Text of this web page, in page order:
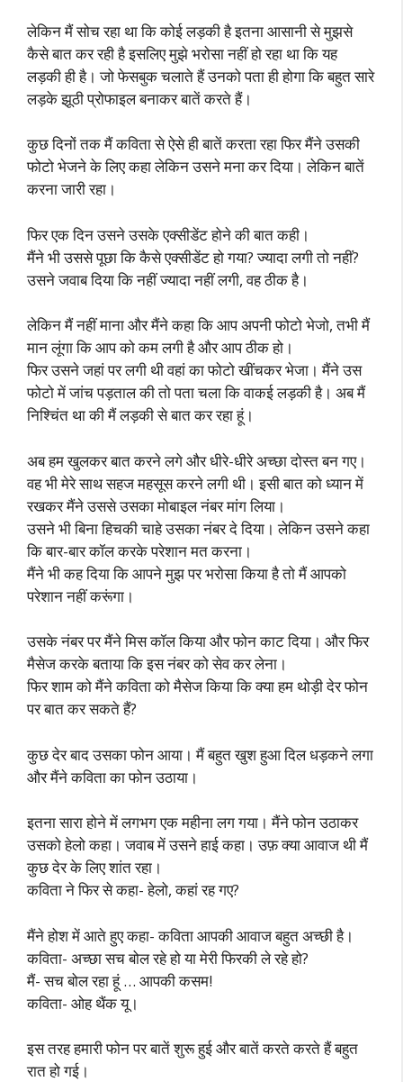
लेकिन मैं सोच रहा था कि कोई लड़की है इतना आसानी से मुझसे
कैसे बात कर रही है इसलिए मुझे भरोसा नहीं हो रहा था कि यह
लड़की ही है। जो फेसबुक चलाते हैं उनको पता ही होगा कि बहुत सारे
लड़के झूठी प्रोफाइल बनाकर बातें करते हैं।
कुछ दिनों तक मैं कविता से ऐसे ही बातें करता रहा फिर मैंने उसकी
फोटो भेजने के लिए कहा लेकिन उसने मना कर दिया। लेकिन बातें
करना जारी रहा।
फिर एक दिन उसने उसके एक्सीडेंट होने की बात कही।
मैंने भी उससे पूछा कि कैसे एक्सीडेंट हो गया? ज्यादा लगी तो नहीं?
उसने जवाब दिया कि नहीं ज्यादा नहीं लगी, वह ठीक है।
लेकिन मैं नहीं माना और मैंने कहा कि आप अपनी फोटो भेजो, तभी मैं
मान लूंगा कि आप को कम लगी है और आप ठीक हो।
फिर उसने जहां पर लगी थी वहां का फोटो खींचकर भेजा। मैंने उस
फोटो में जांच पड़ताल की तो पता चला कि वाकई लड़की है। अब मैं
निश्चिंत था की मैं लड़की से बात कर रहा हूं।
अब हम खुलकर बात करने लगे और धीरे-धीरे अच्छा दोस्त बन गए।
वह भी मेरे साथ सहज महसूस करने लगी थी। इसी बात को ध्यान में
रखकर मैंने उससे उसका मोबाइल नंबर मांग लिया।
उसने भी बिना हिचकी चाहे उसका नंबर दे दिया। लेकिन उसने कहा
कि बार-बार कॉल करके परेशान मत करना।
मैंने भी कह दिया कि आपने मुझ पर भरोसा किया है तो मैं आपको
परेशान नहीं करूंगा।
उसके नंबर पर मैंने मिस कॉल किया और फोन काट दिया। और फिर
मैसेज करके बताया कि इस नंबर को सेव कर लेना।
फिर शाम को मैंने कविता को मैसेज किया कि क्या हम थोड़ी देर फोन
पर बात कर सकते हैं?
कुछ देर बाद उसका फोन आया। मैं बहुत खुश हुआ दिल धड़कने लगा
और मैंने कविता का फोन उठाया।
इतना सारा होने में लगभग एक महीना लग गया। मैंने फोन उठाकर
उसको हेलो कहा। जवाब में उसने हाई कहा। उफ़ क्या आवाज थी मैं
कुछ देर के लिए शांत रहा।
कविता ने फिर से कहा- हेलो, कहां रह गए?
मैंने होश में आते हुए कहा- कविता आपकी आवाज बहुत अच्छी है।
कविता- अच्छा सच बोल रहे हो या मेरी फिरकी ले रहे हो?
मैं- सच बोल रहा हूं … आपकी कसम!
कविता- ओह थैंक यू।
इस तरह हमारी फोन पर बातें शुरू हुई और बातें करते करते हैं बहुत
रात हो गई।